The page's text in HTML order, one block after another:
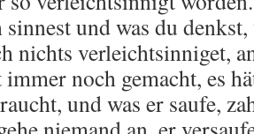
sinnest und was du
nichts verleichtsinniget,
noch gemacht, es
und was er saufe,